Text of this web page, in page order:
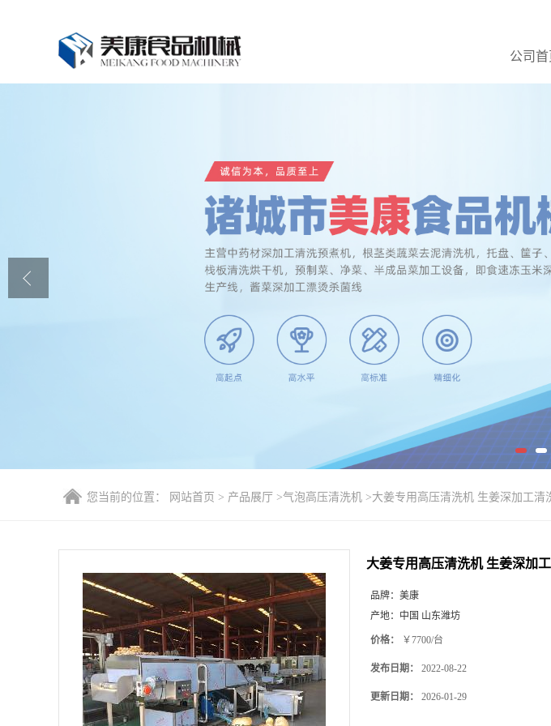
公司首
公司首页
在线留言
您当前的位置： 网站首页 > 产品展厅 >气泡高压清洗机 >大姜专用高压清洗机 生姜深加工
大姜专用高压清洗机 生姜深加
品牌： 美康
产地： 中国 山东潍坊
价格： ￥7700/台
发布日期： 2022-08-22
更新日期： 2026-01-29